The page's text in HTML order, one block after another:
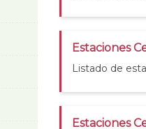
Estaciones
Listado de
Estaciones